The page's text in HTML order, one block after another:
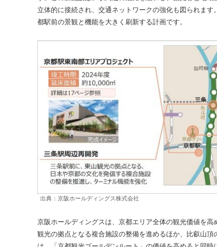
立体的に接続され、交通ネットワークの強化も図られま
都駅前の景観と機能を大きく刷新する計画です。
出典：京阪ホールディングス株式会社
京阪ホールディングスは、京都エリア全体の観光価値を
観光の拠点となる複合施設の整備を進めるほか、比叡山